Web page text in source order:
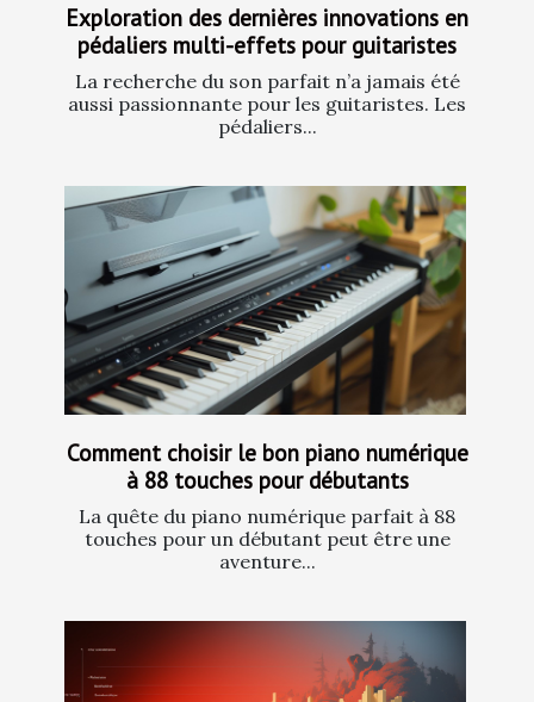
Exploration des dernières innovations en
pédaliers multi-effets pour guitaristes
La recherche du son parfait n’a jamais été
aussi passionnante pour les guitaristes. Les
pédaliers...
Comment choisir le bon piano numérique
à 88 touches pour débutants
La quête du piano numérique parfait à 88
touches pour un débutant peut être une
aventure...